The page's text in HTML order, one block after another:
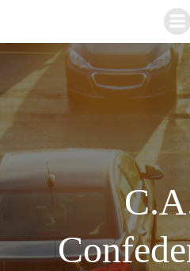
Vai
al